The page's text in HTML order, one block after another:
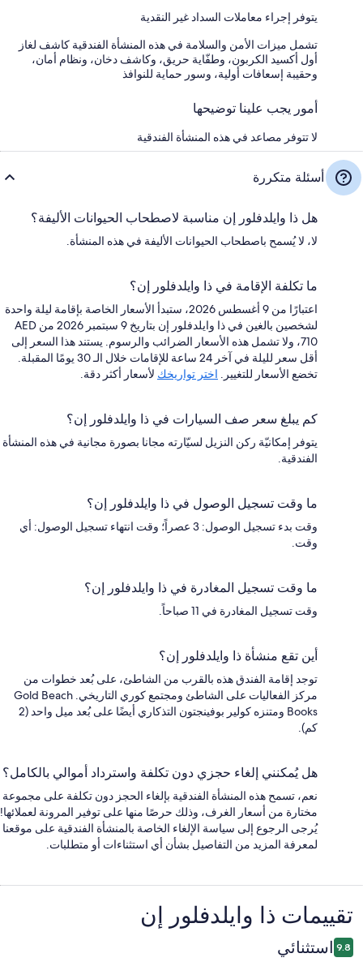
يتوفر إجراء معاملات السداد غير النقدية
تشمل ميزات الأمن والسلامة في هذه المنشأة الفندقية كاشف لغاز
أول أكسيد الكربون، وطفّاية حريق، وكاشف دخان، ونظام أمان،
وحقيبة إسعافات أولية، وسور حماية للنوافذ
أمور يجب علينا توضيحها
لا تتوفر مصاعد في هذه المنشأة الفندقية
أسئلة متكررة
هل ذا وايلدفلور إن مناسبة لاصطحاب الحيوانات الأليفة؟
لا، لا يُسمح باصطحاب الحيوانات الأليفة في هذه المنشأة.
ما تكلفة الإقامة في ذا وايلدفلور إن؟
اعتبارًا من 9 أغسطس 2026، ستبدأ الأسعار الخاصة بإقامة ليلة واحدة
لشخصين بالغين في ذا وايلدفلور إن بتاريخ 9 سبتمبر 2026 من AED
710، ولا تشمل هذه الأسعار الضرائب والرسوم. يستند هذا السعر إلى
أقل سعر لليلة في آخر 24 ساعة للإقامات خلال الـ 30 يومًا المقبلة.
تخضع الأسعار للتغيير. اختر تواريخك لأسعار أكثر دقة.
كم يبلغ سعر صف السيارات في ذا وايلدفلور إن؟
يتوفر إمكانيّة ركن النزيل لسيّارته مجانا بصورة مجانية في هذه المنشأة
الفندقية.
ما وقت تسجيل الوصول في ذا وايلدفلور إن؟
وقت بدء تسجيل الوصول: 3 عصراً؛ وقت انتهاء تسجيل الوصول: أي
وقت.
ما وقت تسجيل المغادرة في ذا وايلدفلور إن؟
وقت تسجيل المغادرة في 11 صباحاً.
أين تقع منشأة ذا وايلدفلور إن؟
توجد إقامة الفندق هذه بالقرب من الشاطئ، على بُعد خطوات من
مركز الفعاليات على الشاطئ ومجتمع كوري التاريخي. Gold Beach
Books ومتنزه كولير بوفينجتون التذكاري أيضًا على بُعد ميل واحد (2
كم).
هل يُمكنني إلغاء حجزي دون تكلفة واسترداد أموالي بالكامل؟
نعم، تسمح هذه المنشأة الفندقية بإلغاء الحجز دون تكلفة على مجموعة
مختارة من أسعار الغرف، وذلك حرصًا منها على توفير المرونة لعملائها!
يُرجى الرجوع إلى سياسة الإلغاء الخاصة بالمنشأة الفندقية على موقعنا
لمعرفة المزيد من التفاصيل بشأن أي استثناءات أو متطلبات.
التقييمات
تقييمات ⁦ذا وايلدفلور إن⁩
9.8 استثنائي